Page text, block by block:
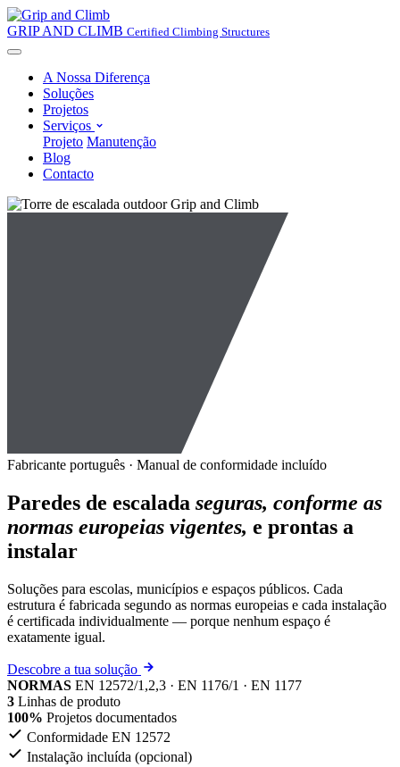
GRIP AND CLIMB Certified Climbing Structures
A Nossa Diferença
Soluções
Projetos
Serviços
Projeto Manutenção
Blog
Contacto
Fabricante português · Manual de conformidade incluído
Paredes de escalada seguras, conforme as
normas europeias vigentes, e prontas a
instalar
Soluções para escolas, municípios e espaços públicos. Cada
estrutura é fabricada segundo as normas europeias e cada instalação
é certificada individualmente — porque nenhum espaço é
exatamente igual.
Descobre a tua solução
NORMAS EN 12572/1,2,3 · EN 1176/1 · EN 1177
3 Linhas de produto
100% Projetos documentados
Conformidade EN 12572
Instalação incluída (opcional)